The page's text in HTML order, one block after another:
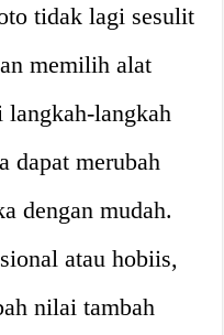
tidak lagi sesulit
memilih alat
langkah-langkah
dapat merubah
dengan mudah.
atau hobiis,
nilai tambah